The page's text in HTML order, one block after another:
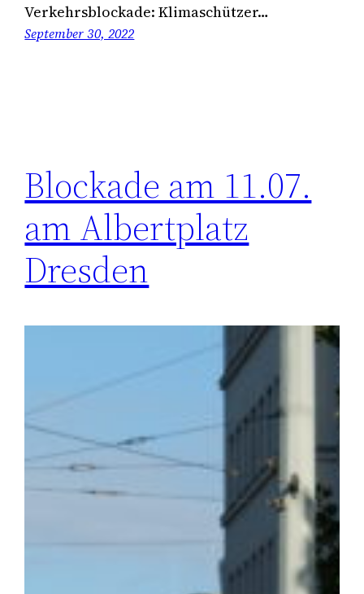
Verkehrsblockade: Klimaschützer…
September 30, 2022
Blockade am 11.07.
am Albertplatz
Dresden